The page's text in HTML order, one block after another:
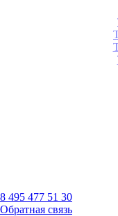
8 495 477 51 30
Обратная связь